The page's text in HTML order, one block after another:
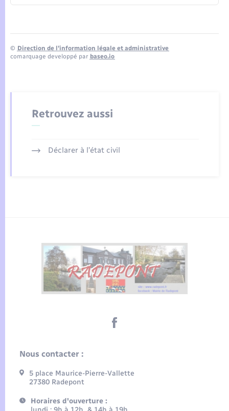
© Direction de l’information légale et administrative
comarquage developpé par baseo.io
Retrouvez aussi
Déclarer à l’état civil
Nous contacter :
5 place Maurice-Pierre-Vallette
27380 Radepont
Horaires d'ouverture :